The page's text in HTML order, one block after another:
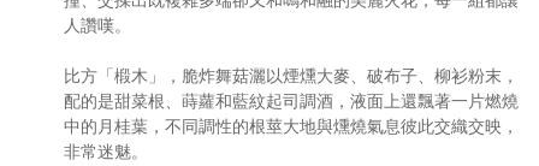
人讚嘆。
比方「椴木」，脆炸舞菇灑以煙燻大麥、破布子、柳衫粉末，
配的是甜菜根、蒔蘿和藍紋起司調酒，液面上還飄著一片燃燒
中的月桂葉，不同調性的根莖大地與燻燒氣息彼此交織交映，
非常迷魅。